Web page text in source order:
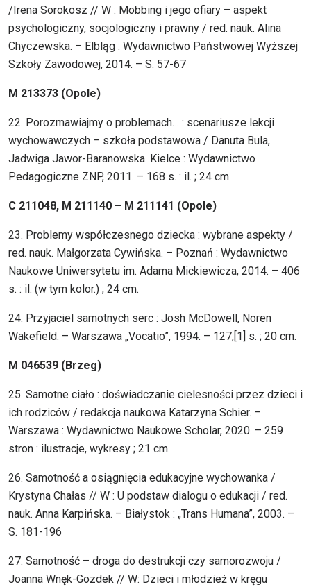
/Irena Sorokosz // W : Mobbing i jego ofiary – aspekt
psychologiczny, socjologiczny i prawny / red. nauk. Alina
Chyczewska. – Elbląg : Wydawnictwo Państwowej Wyższej
Szkoły Zawodowej, 2014. – S. 57-67
M 213373 (Opole)
22. Porozmawiajmy o problemach… : scenariusze lekcji
wychowawczych – szkoła podstawowa / Danuta Bula,
Jadwiga Jawor-Baranowska. Kielce : Wydawnictwo
Pedagogiczne ZNP, 2011. – 168 s. : il. ; 24 cm.
C 211048, M 211140 – M 211141 (Opole)
23. Problemy współczesnego dziecka : wybrane aspekty /
red. nauk. Małgorzata Cywińska. – Poznań : Wydawnictwo
Naukowe Uniwersytetu im. Adama Mickiewicza, 2014. – 406
s. : il. (w tym kolor.) ; 24 cm.
24. Przyjaciel samotnych serc : Josh McDowell, Noren
Wakefield. – Warszawa „Vocatio”, 1994. – 127,[1] s. ; 20 cm.
M 046539 (Brzeg)
25. Samotne ciało : doświadczanie cielesności przez dzieci i
ich rodziców / redakcja naukowa Katarzyna Schier. –
Warszawa : Wydawnictwo Naukowe Scholar, 2020. – 259
stron : ilustracje, wykresy ; 21 cm.
26. Samotność a osiągnięcia edukacyjne wychowanka /
Krystyna Chałas // W : U podstaw dialogu o edukacji / red.
nauk. Anna Karpińska. – Białystok : „Trans Humana”, 2003. –
S. 181-196
27. Samotność – droga do destrukcji czy samorozwoju /
Joanna Wnęk-Gozdek // W: Dzieci i młodzież w kręgu